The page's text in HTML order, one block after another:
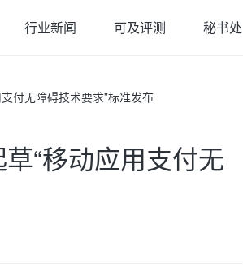
行业新闻 可及评测 秘书处
付无障碍技术要求”标准发布
“移动应用支付无